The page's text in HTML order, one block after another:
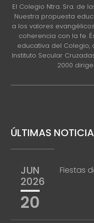
El Colegio Ntra. Sra. de
Nuestra propuesta
a los valores
coherencia con la fe.
educativa del
Instituto Secular
2000
ÚLTIMAS
JUN
2026
20
Fiestas